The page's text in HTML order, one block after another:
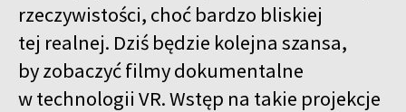
rzeczywistości, choć bardzo bliskiej
tej realnej. Dziś będzie kolejna szansa,
by zobaczyć filmy dokumentalne
w technologii VR. Wstęp na takie projekcje